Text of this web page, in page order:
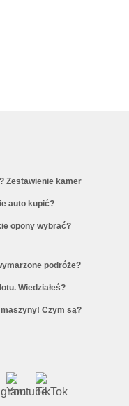
Zestawienie kamer
auto kupić?
opony wybrać?
podróże?
Wiedziałeś?
Czym są?